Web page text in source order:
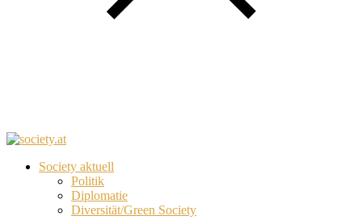
Society aktuell
Politik
Diplomatie
Diversität/Green Society